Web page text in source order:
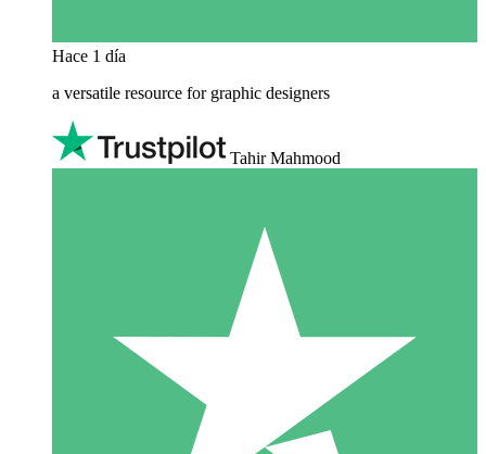
Hace 1 día
a versatile resource for graphic designers
Tahir Mahmood